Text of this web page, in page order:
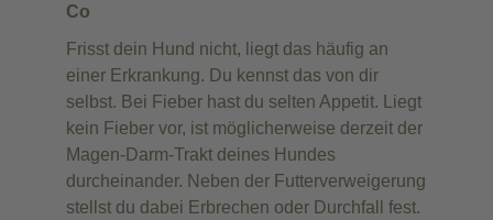
Co
Frisst dein Hund nicht, liegt das häufig an
einer Erkrankung. Du kennst das von dir
selbst. Bei Fieber hast du selten Appetit. Liegt
kein Fieber vor, ist möglicherweise derzeit der
Magen-Darm-Trakt deines Hundes
durcheinander. Neben der Futterverweigerung
stellst du dabei Erbrechen oder Durchfall fest.